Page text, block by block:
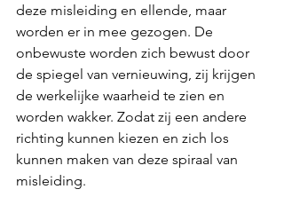
deze misleiding en ellende, maar
worden er in mee gezogen. De
onbewuste worden zich bewust door
de spiegel van vernieuwing, zij krijgen
de werkelijke waarheid te zien en
worden wakker. Zodat zij een andere
richting kunnen kiezen en zich los
kunnen maken van deze spiraal van
misleiding.